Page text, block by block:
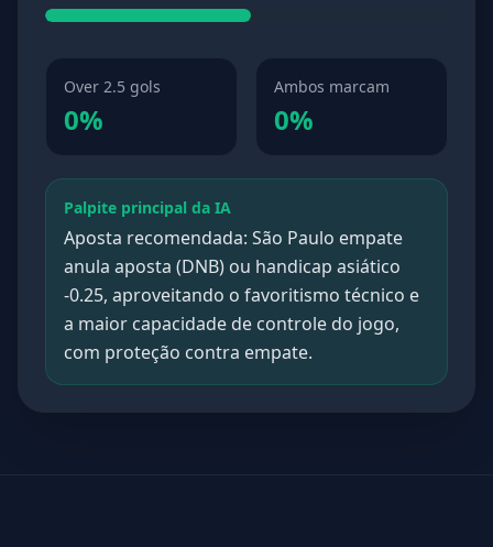
Over 2.5 gols
0%
Ambos marcam
0%
Palpite principal da IA
Aposta recomendada: São Paulo empate
anula aposta (DNB) ou handicap asiático
-0.25, aproveitando o favoritismo técnico e
a maior capacidade de controle do jogo,
com proteção contra empate.